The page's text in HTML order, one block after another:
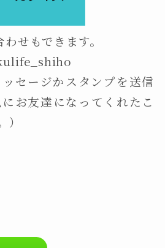
せもできます。
ッセージかスタンプを送信
お友達になってくれたこ